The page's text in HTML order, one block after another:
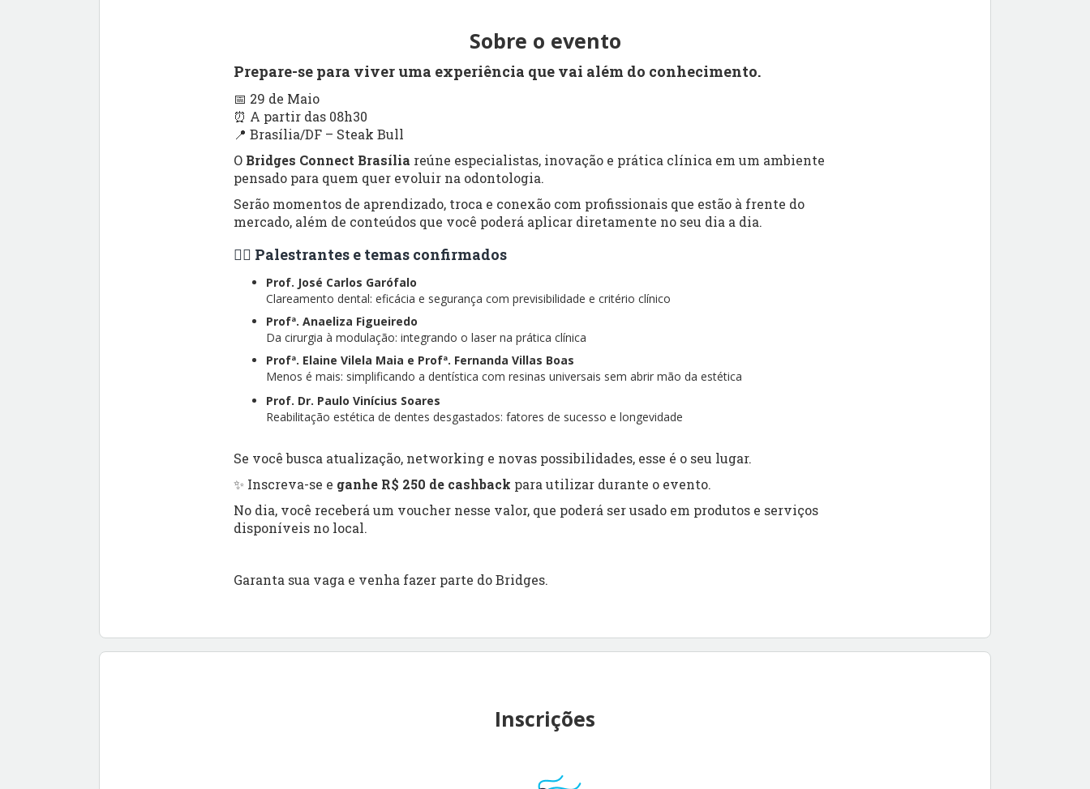
Sobre o evento
Prepare-se para viver uma experiência que vai além do conhecimento.
📅 29 de Maio
⏰ A partir das 08h30
📍 Brasília/DF – Steak Bull
O Bridges Connect Brasília reúne especialistas, inovação e prática clínica em um ambiente
pensado para quem quer evoluir na odontologia.
Serão momentos de aprendizado, troca e conexão com profissionais que estão à frente do
mercado, além de conteúdos que você poderá aplicar diretamente no seu dia a dia.
👨‍⚕️ Palestrantes e temas confirmados
Prof. José Carlos Garófalo
Clareamento dental: eficácia e segurança com previsibilidade e critério clínico
Profª. Anaeliza Figueiredo
Da cirurgia à modulação: integrando o laser na prática clínica
Profª. Elaine Vilela Maia e Profª. Fernanda Villas Boas
Menos é mais: simplificando a dentística com resinas universais sem abrir mão da estética
Prof. Dr. Paulo Vinícius Soares
Reabilitação estética de dentes desgastados: fatores de sucesso e longevidade
Se você busca atualização, networking e novas possibilidades, esse é o seu lugar.
✨ Inscreva-se e ganhe R$ 250 de cashback para utilizar durante o evento.
No dia, você receberá um voucher nesse valor, que poderá ser usado em produtos e serviços
disponíveis no local.
Garanta sua vaga e venha fazer parte do Bridges.
Inscrições